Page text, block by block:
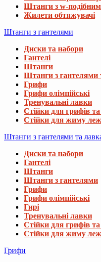
Штанги з w-
Жилети обтяжувачі
Штанги з гантелями
Диски та набори
Гантелі
Штанги
Штанги з гантелями
Грифи
Грифи олімпійські
Тренувальні лавки
Стійки для грифів та
Стійки для жиму
Штанги з гантелями та
Диски та набори
Гантелі
Штанги
Штанги з гантелями
Грифи
Грифи олімпійські
Гирі
Тренувальні лавки
Стійки для грифів та
Стійки для жиму
Грифи